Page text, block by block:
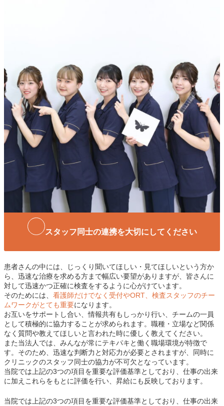
スタッフ同士の連携を大切にしてください
患者さんの中には、じっくり聞いてほしい・見てほしいという方か
ら、迅速な治療を求める方まで幅広い要望がありますが、皆さんに
対して迅速かつ正確に検査をするように心がけています。
そのためには、 看護師だけでなく受付やORT、検査スタッフのチー
ムワークがとても重要になります。
お互いをサポートし合い、情報共有もしっかり行い、チームの一員
として積極的に協力することが求められます。職種・立場など関係
なく質問や教えてほしいと言われた時に優しく教えてください。
また当法人では、みんなが常にテキパキと働く職場環境が特徴で
す。そのため、迅速な判断力と対応力が必要とされますが、同時に
クリニックのスタッフ同士の協力が不可欠となっています。
当院では上記の3つの項目を重要な評価基準としており、仕事の出来
に加えこれらをもとに評価を行い、昇給にも反映しております。
当院では上記の3つの項目を重要な評価基準としており、仕事の出来